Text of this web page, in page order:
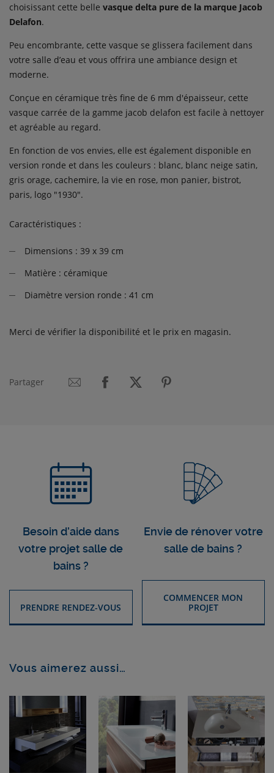
choisissant cette belle vasque delta pure de la marque Jacob
Delafon.
Peu encombrante, cette vasque se glissera facilement dans
votre salle d’eau et vous offrira une ambiance design et
moderne.
Conçue en céramique très fine de 6 mm d'épaisseur, cette
vasque carrée de la gamme jacob delafon est facile à nettoyer
et agréable au regard.
En fonction de vos envies, elle est également disponible en
version ronde et dans les couleurs : blanc, blanc neige satin,
gris orage, cachemire, la vie en rose, mon panier, bistrot,
paris, logo "1930".
Caractéristiques :
Dimensions : 39 x 39 cm
Matière : céramique
Diamètre version ronde : 41 cm
Merci de vérifier la disponibilité et le prix en magasin.
Partager
Besoin d’aide dans
votre projet salle de
bains ?
PRENDRE RENDEZ-VOUS
Envie de rénover votre
salle de bains ?
COMMENCER MON
PROJET
Vous aimerez aussi…